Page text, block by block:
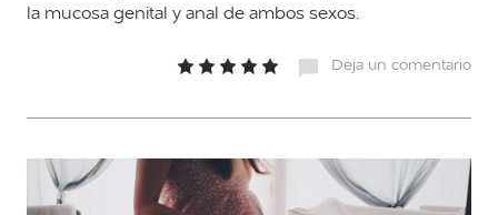
la mucosa genital y anal de ambos sexos.
Deja un comentario